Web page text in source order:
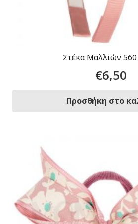
Στέκα Μαλλιών
€6,50
Προσθήκη στο